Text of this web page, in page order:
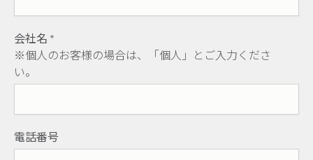
会社名 *
※個人のお客様の場合は、「個人」とご入力くださ
い。
電話番号